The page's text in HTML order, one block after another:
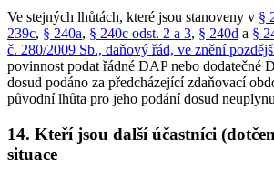
Ve stejných lhůtách, které jsou stanoveny v §
239c, § 240a, § 240c odst. 2 a 3, § 240d a §
č. 280/2009 Sb., daňový řád, ve znění
povinnost podat řádné DAP nebo dodatečné
dosud podáno za předcházející zdaňovací
původní lhůta pro jeho podání dosud
14. Kteří jsou další účastníci
situace